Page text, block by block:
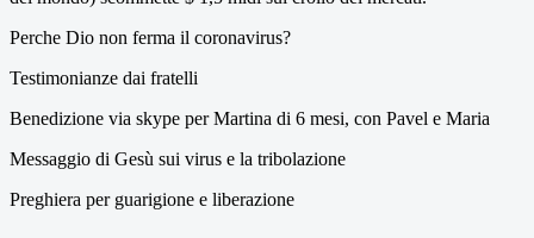
Perche Dio non ferma il coronavirus?
Testimonianze dai fratelli
Benedizione via skype per Martina di 6 mesi, con Pavel e Maria
Messaggio di Gesù sui virus e la tribolazione
Preghiera per guarigione e liberazione